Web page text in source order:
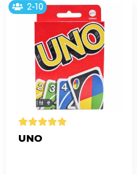
2-10
UNO